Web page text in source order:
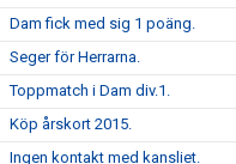
Dam fick med sig 1 poäng.
Seger för Herrarna.
Toppmatch i Dam div.1.
Köp årskort 2015.
Ingen kontakt med kansliet.